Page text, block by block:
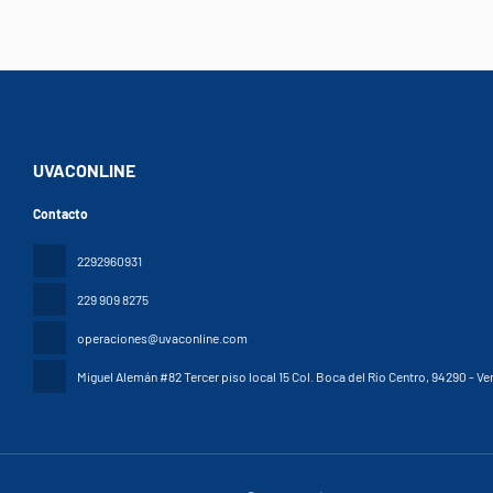
UVACONLINE
Contacto
2292960931
229 909 8275
operaciones@uvaconline.com
Miguel Alemán #82 Tercer piso local 15 Col. Boca del Río Centro, 94290 -